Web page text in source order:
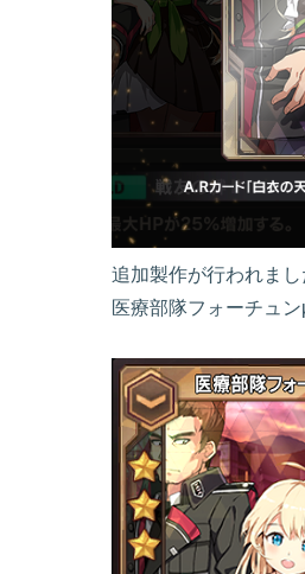
追加製作が行われまし
医療部隊フォーチュ